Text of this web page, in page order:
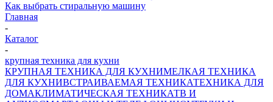
Как выбрать стиральную машину
Главная
-
Каталог
-
крупная техника для кухни
КРУПНАЯ ТЕХНИКА ДЛЯ КУХНИМЕЛКАЯ ТЕХНИКА
ДЛЯ КУХНИВСТРАИВАЕМАЯ ТЕХНИКАТЕХНИКА ДЛЯ
ДОМАКЛИМАТИЧЕСКАЯ ТЕХНИКАТВ И